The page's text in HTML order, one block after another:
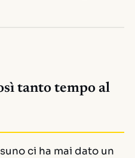
tanto tempo al
ci ha mai dato un